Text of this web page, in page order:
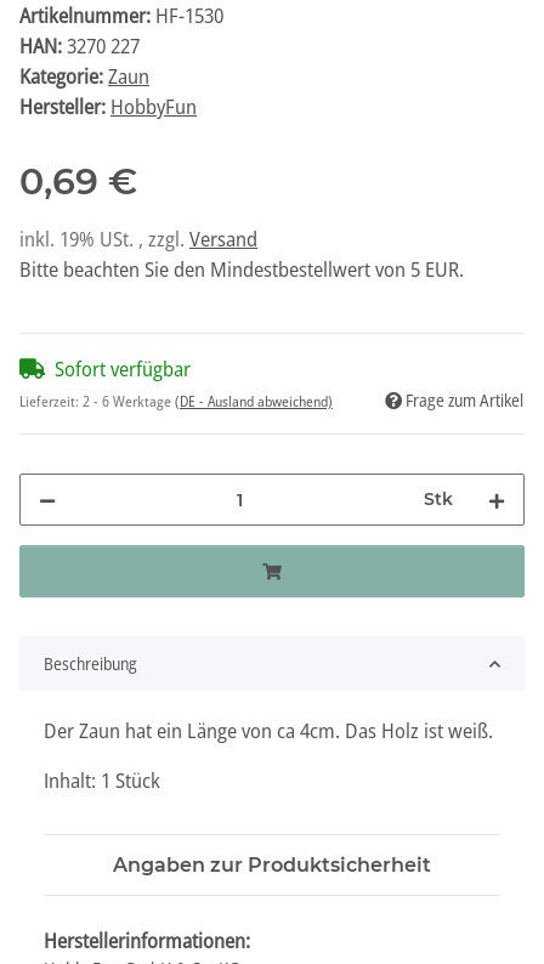
Artikelnummer: HF-1530
HAN:3270 227
Kategorie:Zaun
Hersteller: HobbyFun
0,69 €
inkl. 19% USt. , zzgl. Versand
Bitte beachten Sie den Mindestbestellwert von 5 EUR.
Sofort verfügbar
Lieferzeit: 2 - 6 Werktage(DE - Ausland abweichend) Frage zum Artikel
Stk
Beschreibung
Der Zaun hat ein Länge von ca 4cm. Das Holz ist weiß.
Inhalt: 1 Stück
Angaben zur Produktsicherheit
Herstellerinformationen: